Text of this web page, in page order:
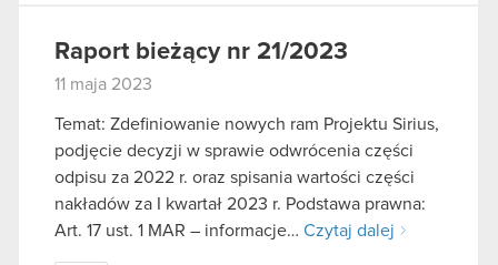
Raport bieżący nr 21/2023
11 maja 2023
Temat: Zdefiniowanie nowych ram Projektu Sirius,
podjęcie decyzji w sprawie odwrócenia części
odpisu za 2022 r. oraz spisania wartości części
nakładów za I kwartał 2023 r. Podstawa prawna:
Art. 17 ust. 1 MAR – informacje… Czytaj dalej